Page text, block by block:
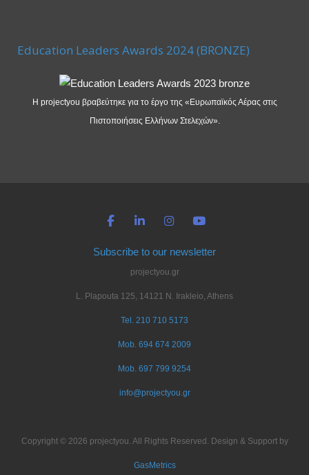
Education Leaders Awards 2024 (BRONZE)
Η projectyou βραβεύτηκε για το έργο της «Ευρωπαϊκός Αέρας στις
Πιστοποιήσεις Ελλήνων Στελεχών».
Subscribe to our newsletter
projectyou.gr
L. Plapouta 125, 14121 N. Irakleio, Athens
Tel. 210 710 5173
Mob. 694 674 2009
Mob. 697 799 9254
info@projectyou.gr
Copyright © 2026 projectyou. All Rights Reserved. Design & Support by
GasMetrics